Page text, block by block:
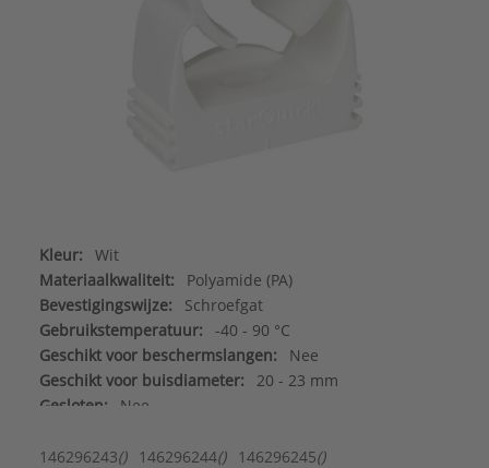
Kleur:
Wit
Materiaalkwaliteit:
Polyamide (PA)
Bevestigingswijze:
Schroefgat
Gebruikstemperatuur:
-40 - 90 °C
Geschikt voor beschermslangen:
Nee
Geschikt voor buisdiameter:
20 - 23 mm
Gesloten:
Nee
Materiaal: Kunststof
146296243() 146296244() 146296245()